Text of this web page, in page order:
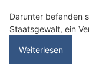
Darunter befanden
Staatsgewalt, ein
Weiterlesen